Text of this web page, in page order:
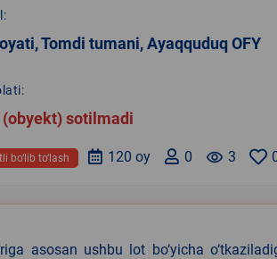
Tomdi tumani, Ayaqquduq OFY
sotilmadi
remove_red_eye 3
0
120 oy
bo‘lib to‘lash
asosan ushbu lot bo‘yicha